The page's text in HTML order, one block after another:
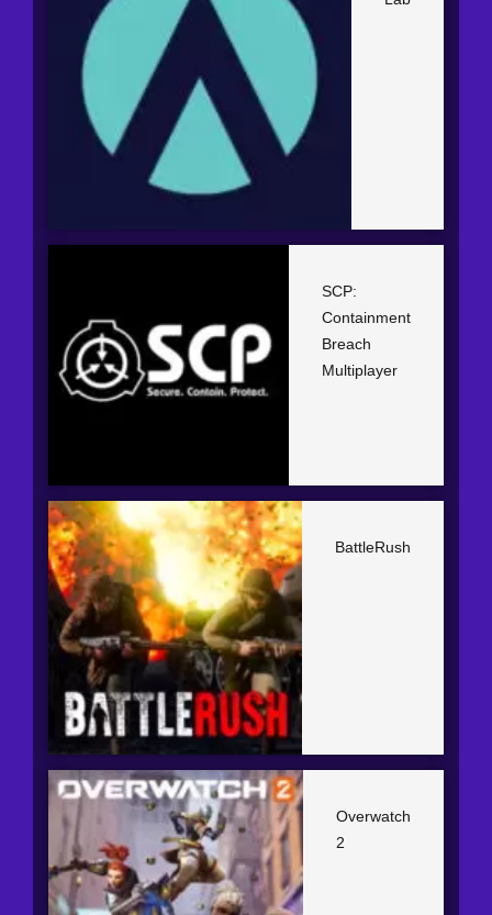
SCP:
Containment
Breach
Multiplayer
BattleRush
Overwatch
2